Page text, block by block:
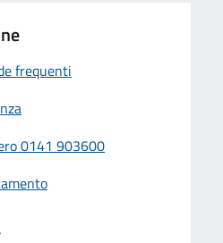
frequenti
0141 903600